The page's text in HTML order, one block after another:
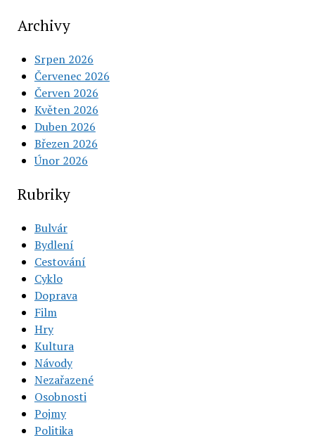
Archivy
Srpen 2026
Červenec 2026
Červen 2026
Květen 2026
Duben 2026
Březen 2026
Únor 2026
Rubriky
Bulvár
Bydlení
Cestování
Cyklo
Doprava
Film
Hry
Kultura
Návody
Nezařazené
Osobnosti
Pojmy
Politika